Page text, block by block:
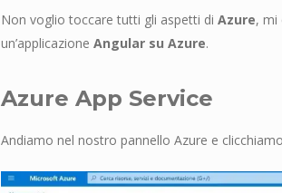
Non voglio toccare tutti gli aspetti di Azure, mi
un’applicazione Angular su Azure.
Azure App Service
Andiamo nel nostro pannello Azure e